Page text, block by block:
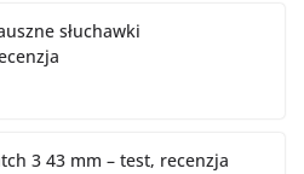
słuchawki
3 43 mm – test, recenzja